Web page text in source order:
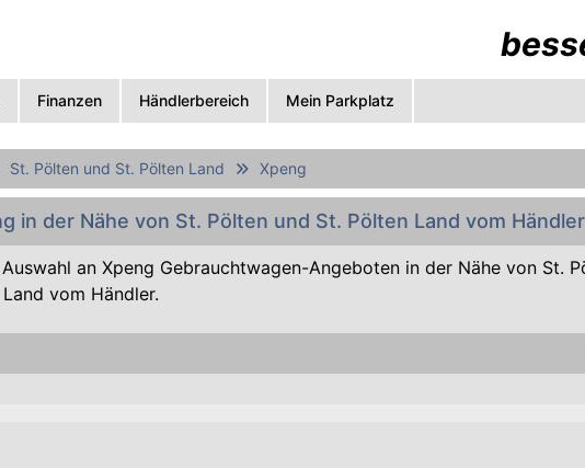
Finanzen Händlerbereich Mein Parkplatz
St. Pölten und St. Pölten Land Xpeng
in der Nähe von St. Pölten und St. Pölten Land vom Händler
an Xpeng Gebrauchtwagen-Angeboten in der Nähe von St.
vom Händler.